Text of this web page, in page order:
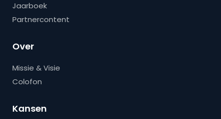
Jaarboek
Partnercontent
Over
Missie & Visie
Colofon
Kansen